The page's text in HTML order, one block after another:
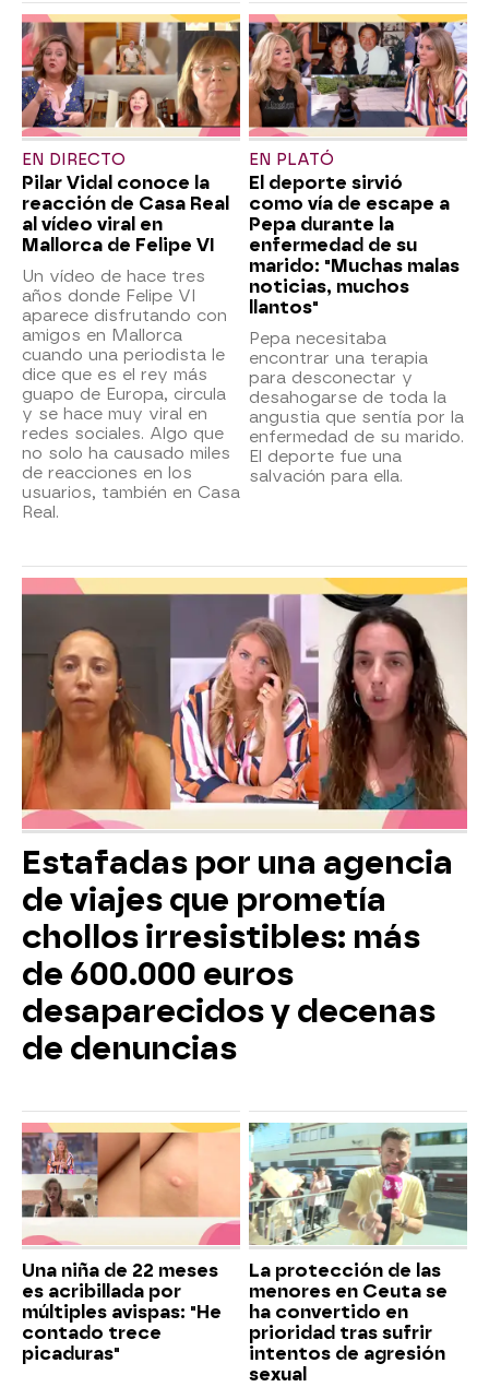
EN DIRECTO
Pilar Vidal conoce la
reacción de Casa Real
al vídeo viral en
Mallorca de Felipe VI
Un vídeo de hace tres
años donde Felipe VI
aparece disfrutando con
amigos en Mallorca
cuando una periodista le
dice que es el rey más
guapo de Europa, circula
y se hace muy viral en
redes sociales. Algo que
no solo ha causado miles
de reacciones en los
usuarios, también en Casa
Real.
EN PLATÓ
El deporte sirvió
como vía de escape a
Pepa durante la
enfermedad de su
marido: "Muchas malas
noticias, muchos
llantos"
Pepa necesitaba
encontrar una terapia
para desconectar y
desahogarse de toda la
angustia que sentía por la
enfermedad de su marido.
El deporte fue una
salvación para ella.
Estafadas por una agencia
de viajes que prometía
chollos irresistibles: más
de 600.000 euros
desaparecidos y decenas
de denuncias
Una niña de 22 meses
es acribillada por
múltiples avispas: "He
contado trece
picaduras"
La protección de las
menores en Ceuta se
ha convertido en
prioridad tras sufrir
intentos de agresión
sexual